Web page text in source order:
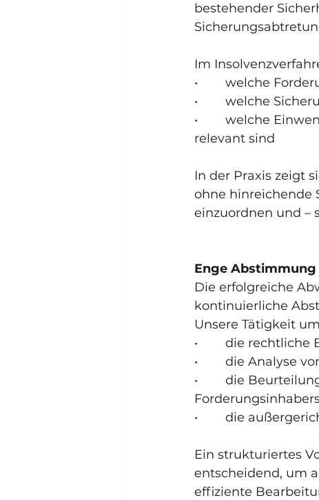
bestehender
Im
•        welche
•        welche
•        welche
relevant sind
In der Praxis zeigt
ohne hinreichende
einzuordnen und –
Enge
Die erfolgreiche
kontinuierliche
Unsere Tätigkeit
•        die
•        die
•        die
•        die
Ein strukturiertes
entscheidend, um
effiziente